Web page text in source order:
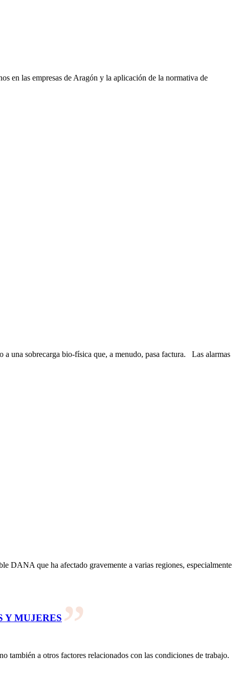
en las empresas de Aragón y la aplicación de la normativa de
una sobrecarga bio-física que, a menudo, pasa factura. Las alarmas
DANA que ha afectado gravemente a varias regiones, especialmente
Y MUJERES
también a otros factores relacionados con las condiciones de trabajo.